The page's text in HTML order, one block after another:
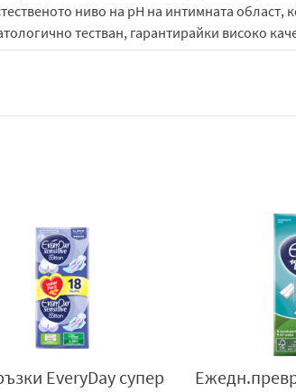
ниво на pH на интимната област,
тестван, гарантирайки високо
специалните нужди на жените.
спрямо преди,
е
по-къси от нормалната дължина) и Extra
крилца)
с лайка
е нежен продукт за
грижа за чувствителните зони на тялото.
без да нарушава естествения баланс
EveryDay супер